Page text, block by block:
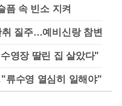
픔 속 빈소 지켜
질주…예비신랑 참변
영장 딸린 집 살았다"
류수영 열심히 일해야"